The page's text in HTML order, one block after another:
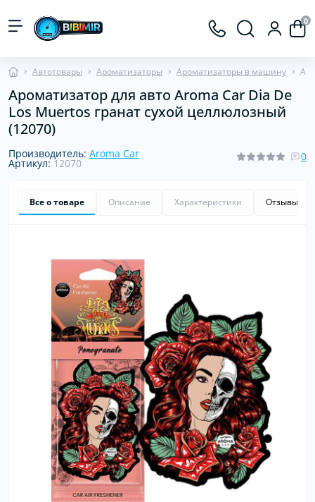
0
Автотовары Ароматизаторы Ароматизаторы в машину
Ароматизатор для авто Aroma Car Dia De
Los Muertos гранат сухой целлюлозный
(12070)
Производитель: Aroma Car
Артикул: 12070
0
Все о товаре Описание Характеристики Отзывы